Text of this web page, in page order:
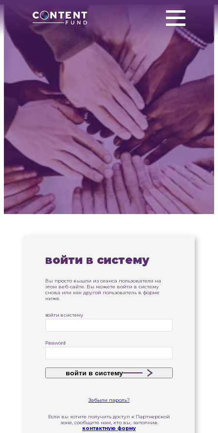
войти в систему
Вы просто вышли из сеанса пользователя на
этом веб-сайте. Вы можете войти в систему
снова или как другой пользователь в форме
ниже.
войти в систему
Password
войти в систему
Забыли пароль?
Если вы хотите получить доступ к Партнерской
зоне, сообщите нам, кто вы, заполнив
контактную форму